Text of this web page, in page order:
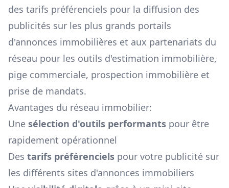
des tarifs préférenciels pour la diffusion des
publicités sur les plus grands portails
d'annonces immobilières et aux partenariats du
réseau pour les outils d'estimation immobilière,
pige commerciale, prospection immobilière et
prise de mandats.
Avantages du réseau immobilier:
Une sélection d'outils performants pour être
rapidement opérationnel
Des tarifs préférenciels pour votre publicité sur
les différents sites d'annonces immobiliers